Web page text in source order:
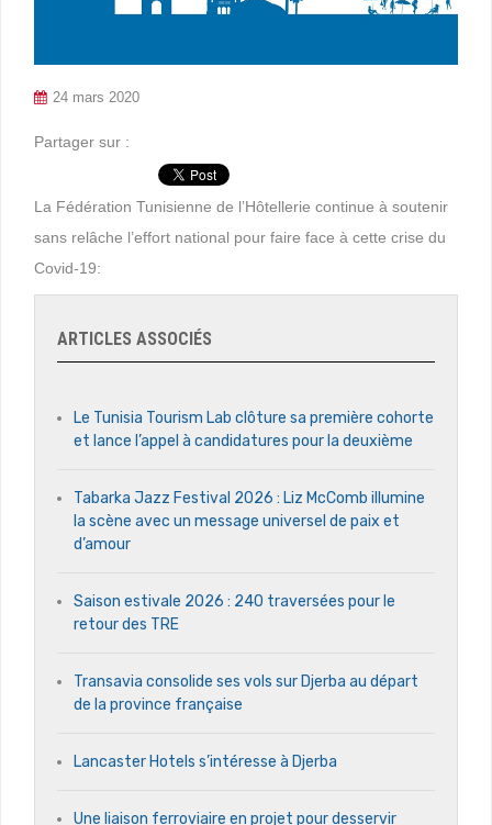
24 mars 2020
Partager sur :
La Fédération Tunisienne de l’Hôtellerie continue à soutenir
sans relâche l’effort national pour faire face à cette crise du
Covid-19:
ARTICLES ASSOCIÉS
Le Tunisia Tourism Lab clôture sa première cohorte
et lance l’appel à candidatures pour la deuxième
Tabarka Jazz Festival 2026 : Liz McComb illumine
la scène avec un message universel de paix et
d’amour
Saison estivale 2026 : 240 traversées pour le
retour des TRE
Transavia consolide ses vols sur Djerba au départ
de la province française
Lancaster Hotels s’intéresse à Djerba
Une liaison ferroviaire en projet pour desservir